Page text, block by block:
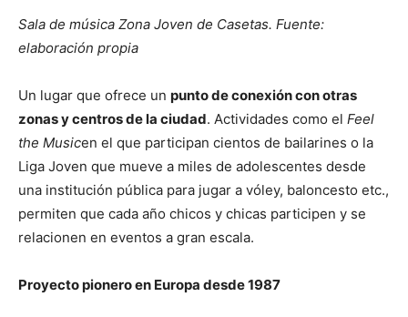
Sala de música Zona Joven de Casetas. Fuente:
elaboración propia
Un lugar que ofrece un punto de conexión con otras
zonas y centros de la ciudad. Actividades como el Feel
the Musicen el que participan cientos de bailarines o la
Liga Joven que mueve a miles de adolescentes desde
una institución pública para jugar a vóley, baloncesto etc.,
permiten que cada año chicos y chicas participen y se
relacionen en eventos a gran escala.
Proyecto pionero en Europa desde 1987